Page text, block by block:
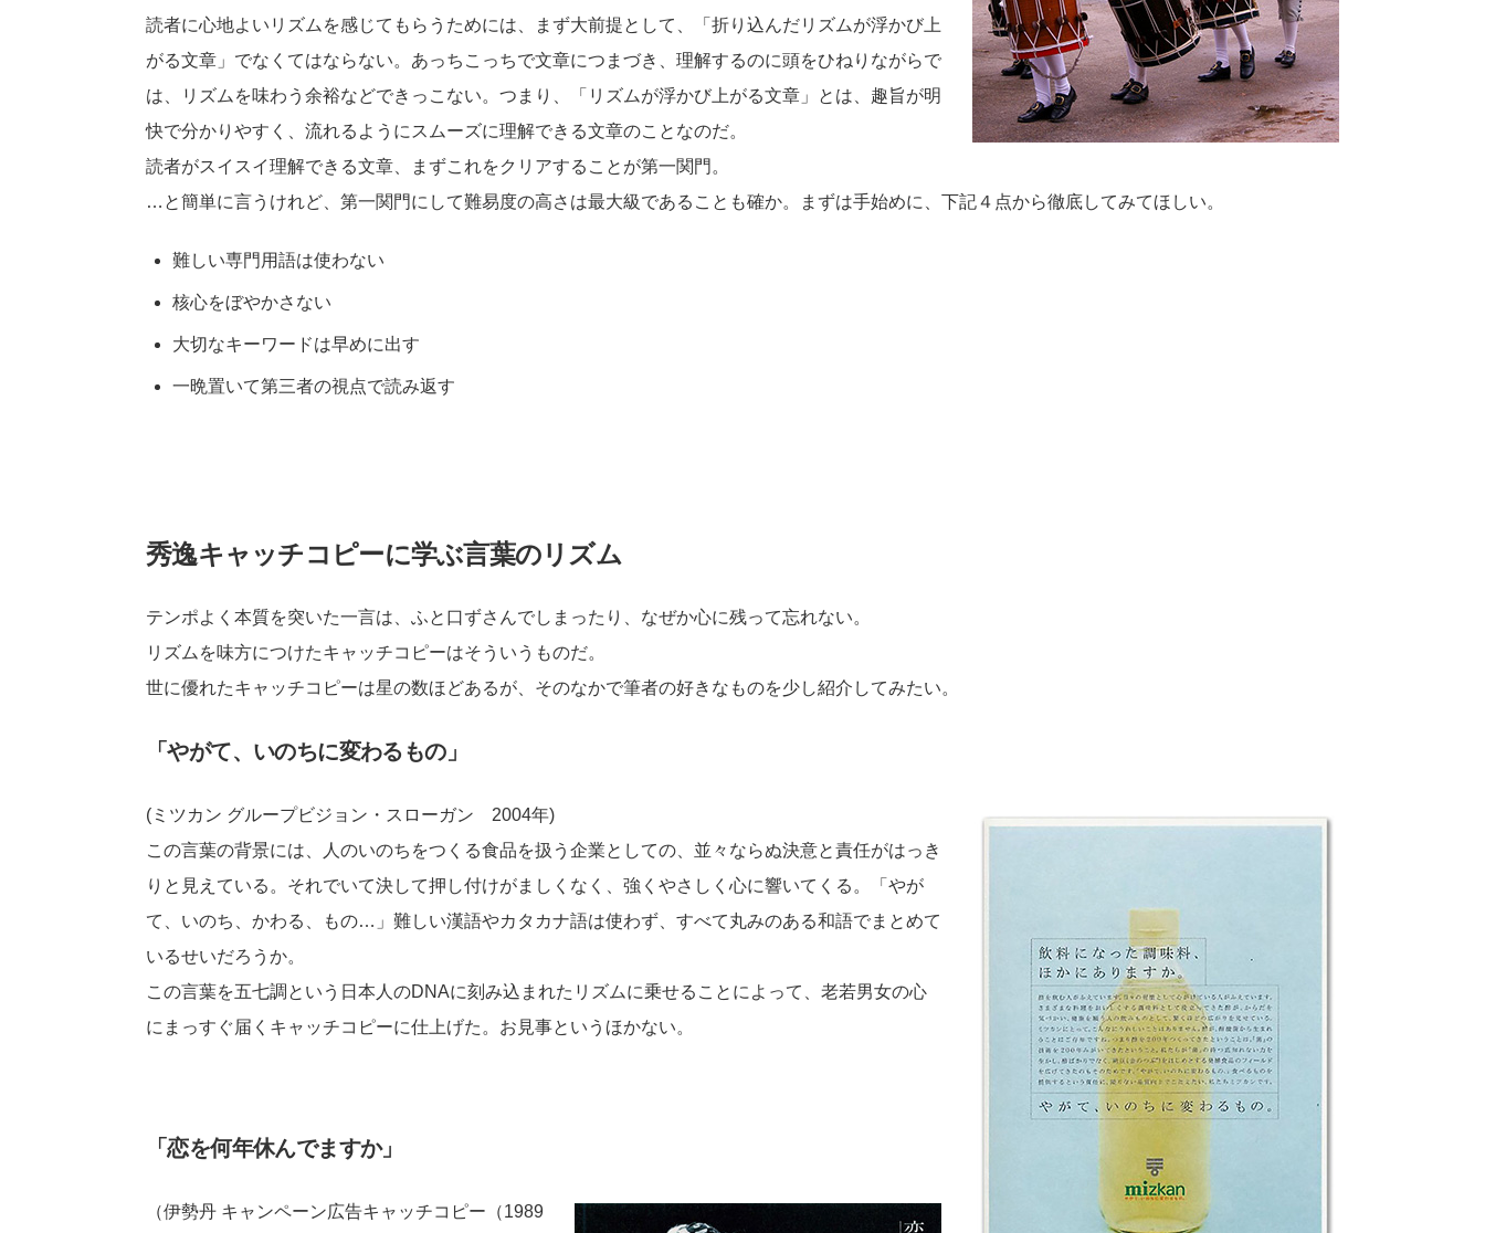
読者に心地よいリズムを感じてもらうためには、まず大前提として、「折り込んだリズムが浮かび上
がる文章」でなくてはならない。あっちこっちで文章につまづき、理解するのに頭をひねりながらで
は、リズムを味わう余裕などできっこない。つまり、「リズムが浮かび上がる文章」とは、趣旨が明
快で分かりやすく、流れるようにスムーズに理解できる文章のことなのだ。
読者がスイスイ理解できる文章、まずこれをクリアすることが第一関門。
…と簡単に言うけれど、第一関門にして難易度の高さは最大級であることも確か。まずは手始めに、下記４点から徹底してみてほしい。
難しい専門用語は使わない
核心をぼやかさない
大切なキーワードは早めに出す
一晩置いて第三者の視点で読み返す
秀逸キャッチコピーに学ぶ言葉のリズム
テンポよく本質を突いた一言は、ふと口ずさんでしまったり、なぜか心に残って忘れない。
リズムを味方につけたキャッチコピーはそういうものだ。
世に優れたキャッチコピーは星の数ほどあるが、そのなかで筆者の好きなものを少し紹介してみたい。
「やがて、いのちに変わるもの」
(ミツカン グループビジョン・スローガン 2004年)
この言葉の背景には、人のいのちをつくる食品を扱う企業としての、並々ならぬ決意と責任がはっき
りと見えている。それでいて決して押し付けがましくなく、強くやさしく心に響いてくる。「やが
て、いのち、かわる、もの…」難しい漢語やカタカナ語は使わず、すべて丸みのある和語でまとめて
いるせいだろうか。
この言葉を五七調という日本人のDNAに刻み込まれたリズムに乗せることによって、老若男女の心
にまっすぐ届くキャッチコピーに仕上げた。お見事というほかない。
「恋を何年休んでますか」
（伊勢丹 キャンペーン広告キャッチコピー（1989